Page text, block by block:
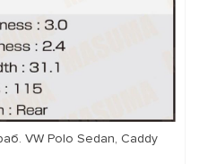
VW Polo Sedan, Caddy